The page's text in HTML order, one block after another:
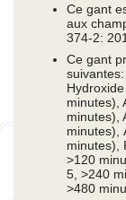
Ce gant
aux
374-2:
Ce gant
minutes),
minutes),
minutes),
minutes),
>120
5, >240
>480